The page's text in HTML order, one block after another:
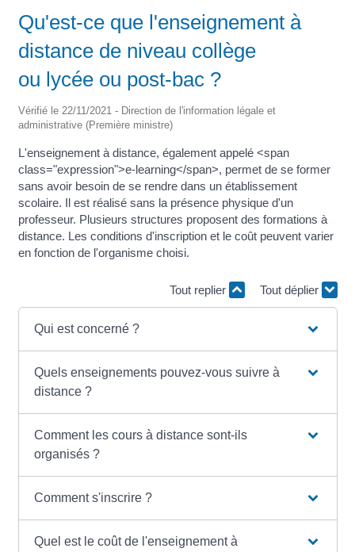
Qu'est-ce que l'enseignement à
distance de niveau collège
ou lycée ou post-bac ?
Vérifié le 22/11/2021 - Direction de l'information légale et
administrative (Première ministre)
L'enseignement à distance, également appelé <span
class="expression">e-learning</span>, permet de se former
sans avoir besoin de se rendre dans un établissement
scolaire. Il est réalisé sans la présence physique d'un
professeur. Plusieurs structures proposent des formations à
distance. Les conditions d'inscription et le coût peuvent varier
en fonction de l'organisme choisi.
Tout replier Tout déplier
Qui est concerné ?
Quels enseignements pouvez-vous suivre à
distance ?
Comment les cours à distance sont-ils
organisés ?
Comment s'inscrire ?
Quel est le coût de l'enseignement à